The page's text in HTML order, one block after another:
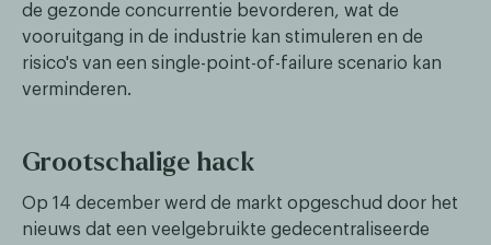
de gezonde concurrentie bevorderen, wat de
vooruitgang in de industrie kan stimuleren en de
risico's van een single-point-of-failure scenario kan
verminderen.
Grootschalige hack
Op 14 december werd de markt opgeschud door het
nieuws dat een veelgebruikte gedecentraliseerde